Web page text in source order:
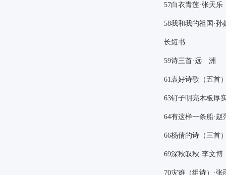
57白衣青莲·张天乐
58我和我的祖国·孙
长短书
59诗三首·远 洲
61袁好诗歌（五首
63钉子明亮木板厚
64有这样一条船·赵
66杨倩的诗（三首
69深秋叹秋·李文博
70灾难（组诗）·张